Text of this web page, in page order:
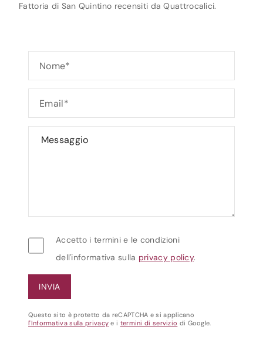
Fattoria di San Quintino recensiti da Quattrocalici.
Accetto i termini e le condizioni
dell'informativa sulla privacy policy.
Questo sito è protetto da reCAPTCHA e si applicano
l'Informativa sulla privacy e i termini di servizio di Google.